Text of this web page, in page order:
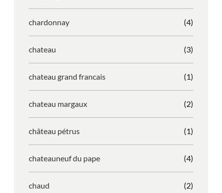
chardonnay (4)
chateau (3)
chateau grand francais (1)
chateau margaux (2)
château pétrus (1)
chateauneuf du pape (4)
chaud (2)